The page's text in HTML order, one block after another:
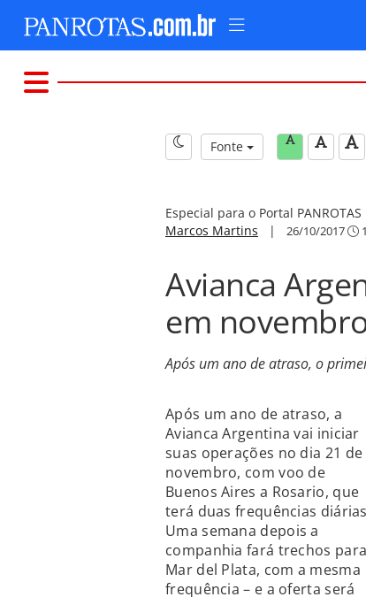
Fonte
Especial para o Portal PANROTAS
Marcos Martins | 26/10/2017
Avianca
em
Após um ano de atraso, o
Após um ano de atraso, a
Avianca Argentina vai iniciar
suas operações no dia 21 de
novembro, com voo de
Buenos Aires a Rosario, que
terá duas frequências
Uma semana depois a
companhia fará trechos para
Mar del Plata, com a mesma
frequência – e a oferta será